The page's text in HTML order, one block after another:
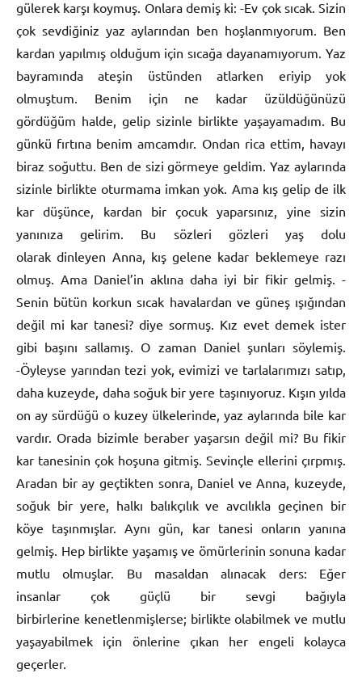
gülerek karşı koymuş. Onlara demiş ki: -Ev çok sıcak. Sizin
çok sevdiğiniz yaz aylarından ben hoşlanmıyorum. Ben
kardan yapılmış olduğum için sıcağa dayanamıyorum. Yaz
bayramında ateşin üstünden atlarken eriyip yok
olmuştum. Benim için ne kadar üzüldüğünüzü
gördüğüm halde, gelip sizinle birlikte yaşayamadım. Bu
günkü fırtına benim amcamdır. Ondan rica ettim, havayı
biraz soğuttu. Ben de sizi görmeye geldim. Yaz aylarında
sizinle birlikte oturmama imkan yok. Ama kış gelip de ilk
kar düşünce, kardan bir çocuk yaparsınız, yine sizin
yanınıza gelirim. Bu sözleri gözleri yaş dolu
olarak dinleyen Anna, kış gelene kadar beklemeye razı
olmuş. Ama Daniel’in aklına daha iyi bir fikir gelmiş. -
Senin bütün korkun sıcak havalardan ve güneş ışığından
değil mi kar tanesi? diye sormuş. Kız evet demek ister
gibi başını sallamış. O zaman Daniel şunları söylemiş.
-Öyleyse yarından tezi yok, evimizi ve tarlalarımızı satıp,
daha kuzeyde, daha soğuk bir yere taşınıyoruz. Kışın yılda
on ay sürdüğü o kuzey ülkelerinde, yaz aylarında bile kar
vardır. Orada bizimle beraber yaşarsın değil mi? Bu fikir
kar tanesinin çok hoşuna gitmiş. Sevinçle ellerini çırpmış.
Aradan bir ay geçtikten sonra, Daniel ve Anna, kuzeyde,
soğuk bir yere, halkı balıkçılık ve avcılıkla geçinen bir
köye taşınmışlar. Aynı gün, kar tanesi onların yanına
gelmiş. Hep birlikte yaşamış ve ömürlerinin sonuna kadar
mutlu olmuşlar. Bu masaldan alınacak ders: Eğer
insanlar çok güçlü bir sevgi bağıyla
birbirlerine kenetlenmişlerse; birlikte olabilmek ve mutlu
yaşayabilmek için önlerine çıkan her engeli kolayca
geçerler.